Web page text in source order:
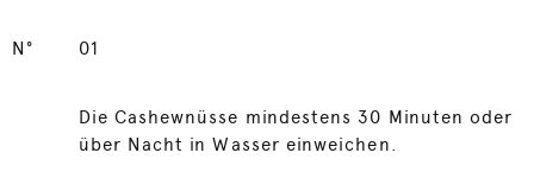
N° 01
Die Cashewnüsse mindestens 30 Minuten oder
über Nacht in Wasser einweichen.